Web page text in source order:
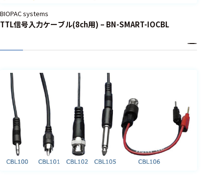
BIOPAC systems
TTL信号入力ケーブル(8ch用) – BN-SMART-IOCBL